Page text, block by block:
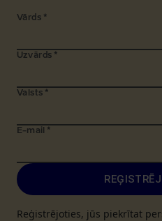
Vārds *
Uzvārds *
Valsts *
E-mail *
Reģistrējoties, jūs piekrītat